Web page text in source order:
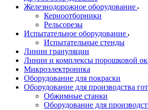
Железнодорожное оборудование
Керноотборники
Рельсорезы
Испытательное оборудование
Испытательные стенды
Линии грануляции
Линии и комплексы порошковой
Микроэлектроника
Оборудование для покраски
Оборудование для производства
Обжимные станки
Оборудование для